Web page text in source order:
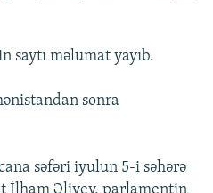
saytı məlumat yayıb.
sonra
səfəri iyulun 5-i səhərə